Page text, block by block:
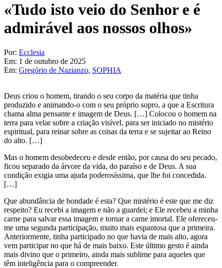
«Tudo isto veio do Senhor e é
admirável aos nossos olhos»
Por: Ecclesia
Em: 1 de outubro de 2025
Em: Gregório de Nazianzo, SOPHIA
Deus criou o homem, tirando o seu corpo da matéria que tinha
produzido e animando-o com o seu próprio sopro, a que a Escritura
chama alma pensante e imagem de Deus. […] Colocou o homem na
terra para velar sobre a criação visível, para ser iniciado no mistério
espiritual, para reinar sobre as coisas da terra e se sujeitar ao Reino
do alto. […]
Mas o homem desobedeceu e desde então, por causa do seu pecado,
ficou separado da árvore da vida, do paraíso e de Deus. A sua
condição exigia uma ajuda poderosíssima, que lhe foi concedida.
[…]
Que abundância de bondade é esta? Que mistério é este que me diz
respeito? Eu recebi a imagem e não a guardei; e Ele recebeu a minha
carne para salvar essa imagem e tornar a carne imortal. Ele ofereceu-
me uma segunda participação, muito mais espantosa que a primeira.
Anteriormente, tinha participado no que havia de mais alto, agora
vem participar no que há de mais baixo. Este último gesto é ainda
mais divino que o primeiro, ainda mais sublime para aqueles que
têm inteligência para o compreender.